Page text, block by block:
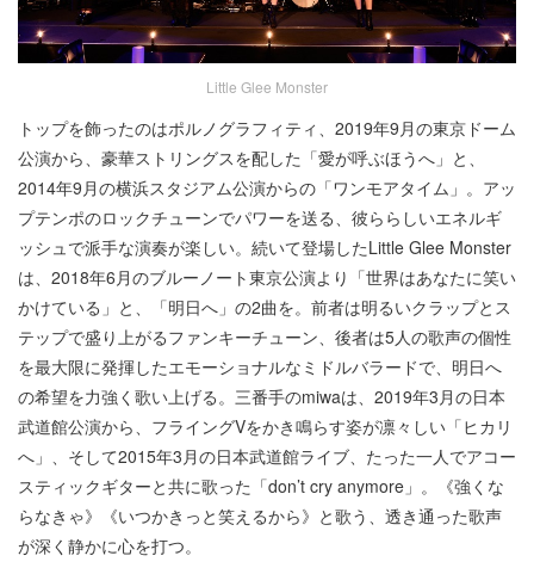
Little Glee Monster
トップを飾ったのはポルノグラフィティ、2019年9月の東京ドーム
公演から、豪華ストリングスを配した「愛が呼ぶほうへ」と、
2014年9月の横浜スタジアム公演からの「ワンモアタイム」。アッ
プテンポのロックチューンでパワーを送る、彼ららしいエネルギ
ッシュで派手な演奏が楽しい。続いて登場したLittle Glee Monster
は、2018年6月のブルーノート東京公演より「世界はあなたに笑い
かけている」と、「明日へ」の2曲を。前者は明るいクラップとス
テップで盛り上がるファンキーチューン、後者は5人の歌声の個性
を最大限に発揮したエモーショナルなミドルバラードで、明日へ
の希望を力強く歌い上げる。三番手のmiwaは、2019年3月の日本
武道館公演から、フライングVをかき鳴らす姿が凛々しい「ヒカリ
へ」、そして2015年3月の日本武道館ライブ、たった一人でアコー
スティックギターと共に歌った「don’t cry anymore」。《強くな
らなきゃ》《いつかきっと笑えるから》と歌う、透き通った歌声
が深く静かに心を打つ。